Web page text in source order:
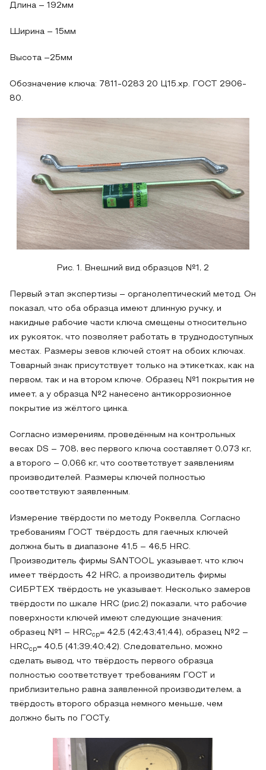
Длина – 192мм
Ширина – 15мм
Высота –25мм
Обозначение ключа: 7811-0283 20 Ц15.хр. ГОСТ 2906-
80.
Рис. 1. Внешний вид образцов №1, 2
Первый этап экспертизы – органолептический метод. Он
показал, что оба образца имеют длинную ручку, и
накидные рабочие части ключа смещены относительно
их рукояток, что позволяет работать в труднодоступных
местах. Размеры зевов ключей стоят на обоих ключах.
Товарный знак присутствует только на этикетках, как на
первом, так и на втором ключе. Образец №1 покрытия не
имеет, а у образца №2 нанесено антикоррозионное
покрытие из жёлтого цинка.
Согласно измерениям, проведённым на контрольных
весах DS – 708, вес первого ключа составляет 0,073 кг,
а второго – 0,066 кг, что соответствует заявлениям
производителей. Размеры ключей полностью
соответствуют заявленным.
Измерение твёрдости по методу Роквелла. Согласно
требованиям ГОСТ твёрдость для гаечных ключей
должна быть в диапазоне 41,5 – 46,5 HRC.
Производитель фирмы SANTOOL указывает, что ключ
имеет твёрдость 42 HRC, а производитель фирмы
СИБРТЕХ твёрдость не указывает. Несколько замеров
твёрдости по шкале HRC (рис.2) показали, что рабочие
поверхности ключей имеют следующие значения:
образец №1 – HRCср= 42,5 (42;43;41;44), образец №2 –
HRCср= 40,5 (41;39;40;42). Следовательно, можно
сделать вывод, что твёрдость первого образца
полностью соответствует требованиям ГОСТ и
приблизительно равна заявленной производителем, а
твёрдость второго образца немного меньше, чем
должно быть по ГОСТу.